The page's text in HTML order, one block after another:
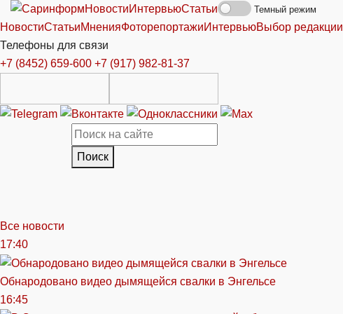
НовостиИнтервьюСтатьи Темный режим
НовостиСтатьиМненияФоторепортажиИнтервьюВыбор редакции
Телефоны для связи
+7 (8452) 659-600 +7 (917) 982-81-37
Поиск
Все новости
17:40
Обнародовано видео дымящейся свалки в Энгельсе
16:45